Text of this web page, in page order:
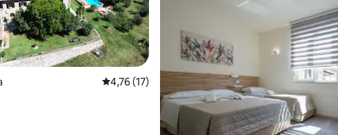
15 hinnangut
Keskmine hinnang 4,76/5, 17 hinnangut
4,76 (17)